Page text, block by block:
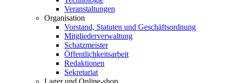
Veranstaltungen
Organisation
Vorstand, Statuten und Geschäftsordnung
Mitgliederverwaltung
Schatzmeister
Öffentlichkeitsarbeit
Redaktionen
Sekretariat
Lager und Online-shop